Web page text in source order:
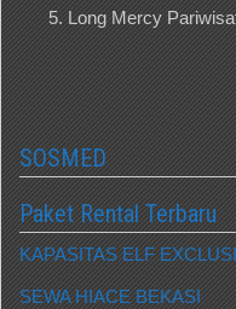
Long Mercy
SOSMED
Paket Rental Terbaru
KAPASITAS ELF
SEWA HIACE BEKASI